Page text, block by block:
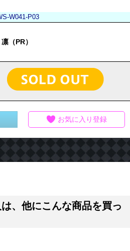
W041-P03
（PR）
お気に入り登録
、他にこんな商品を買っ